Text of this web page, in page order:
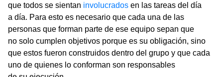
que todos se sientan involucrados en las tareas del día
a día. Para esto es necesario que cada una de las
personas que forman parte de ese equipo sepan que
no solo cumplen objetivos porque es su obligación, sino
que estos fueron construidos dentro del grupo y que cada
uno de quienes lo conforman son responsables